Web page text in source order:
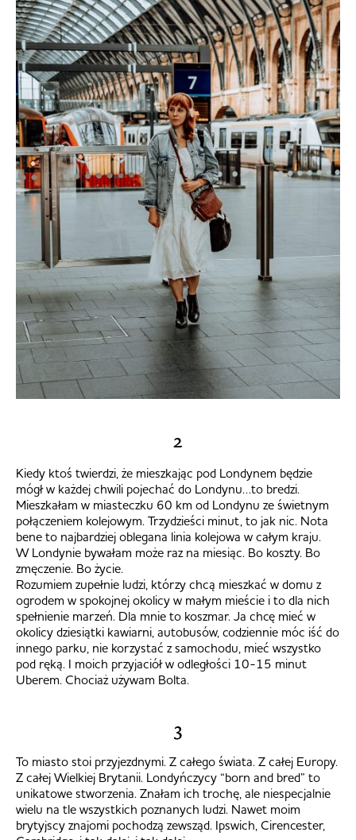
2
Kiedy ktoś twierdzi, że mieszkając pod Londynem będzie
mógł w każdej chwili pojechać do Londynu…to bredzi.
Mieszkałam w miasteczku 60 km od Londynu ze świetnym
połączeniem kolejowym. Trzydzieści minut, to jak nic. Nota
bene to najbardziej oblegana linia kolejowa w całym kraju.
W Londynie bywałam może raz na miesiąc. Bo koszty. Bo
zmęczenie. Bo życie.
Rozumiem zupełnie ludzi, którzy chcą mieszkać w domu z
ogrodem w spokojnej okolicy w małym mieście i to dla nich
spełnienie marzeń. Dla mnie to koszmar. Ja chcę mieć w
okolicy dziesiątki kawiarni, autobusów, codziennie móc iść do
innego parku, nie korzystać z samochodu, mieć wszystko
pod ręką. I moich przyjaciół w odległości 10-15 minut
Uberem. Chociaż używam Bolta.
3
To miasto stoi przyjezdnymi. Z całego świata. Z całej Europy.
Z całej Wielkiej Brytanii. Londyńczycy “born and bred” to
unikatowe stworzenia. Znałam ich trochę, ale niespecjalnie
wielu na tle wszystkich poznanych ludzi. Nawet moim
brytyjscy znajomi pochodzą zewsząd. Ipswich, Cirencester,